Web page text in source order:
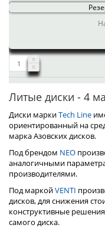
Литые диски - 4
Диски маркиTech Line
ориентированный на
марка Азовских дисков.
Под брендом NEO
аналогичными
производителями.
Под маркойVENTI
дисков, для снижения
конструктивные
самого диска.